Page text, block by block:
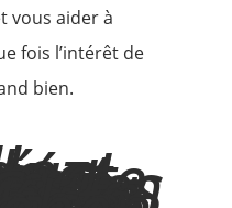
vous aider à
fois l’intérêt de
bien.